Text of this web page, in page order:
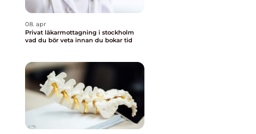
08. apr
Privat läkarmottagning i stockholm
vad du bör veta innan du bokar tid